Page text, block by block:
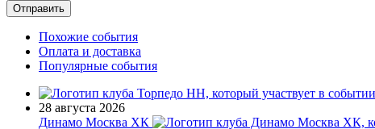
Похожие события
Оплата и доставка
Популярные события
28 августа 2026
Динамо Москва ХК